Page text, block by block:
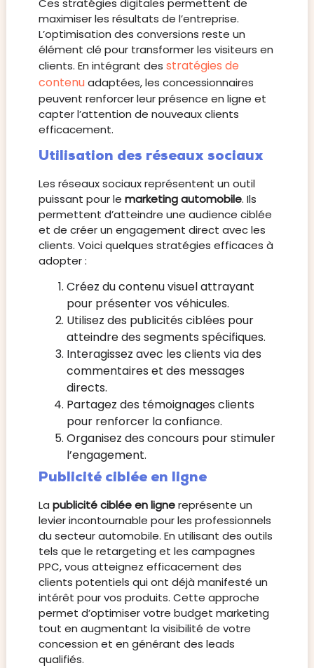
Ces stratégies digitales permettent de
maximiser les résultats de l’entreprise.
L’optimisation des conversions reste un
élément clé pour transformer les visiteurs en
clients. En intégrant des stratégies de
contenuadaptées, les concessionnaires
peuvent renforcer leur présence en ligne et
capter l’attention de nouveaux clients
efficacement.
Utilisation des réseaux sociaux
Les réseaux sociaux représentent un outil
puissant pour le marketing automobile. Ils
permettent d’atteindre une audience ciblée
et de créer un engagement direct avec les
clients. Voici quelques stratégies efficaces à
adopter :
Créez du contenu visuel attrayant
pour présenter vos véhicules.
Utilisez des publicités ciblées pour
atteindre des segments spécifiques.
Interagissez avec les clients via des
commentaires et des messages
directs.
Partagez des témoignages clients
pour renforcer la confiance.
Organisez des concours pour stimuler
l’engagement.
Publicité ciblée en ligne
La publicité ciblée en lignereprésente un
levier incontournable pour les professionnels
du secteur automobile. En utilisant des outils
tels que le retargeting et les campagnes
PPC, vous atteignez efficacement des
clients potentiels qui ont déjà manifesté un
intérêt pour vos produits. Cette approche
permet d’optimiser votre budget marketing
tout en augmentant la visibilité de votre
concession et en générant des leads
qualifiés.